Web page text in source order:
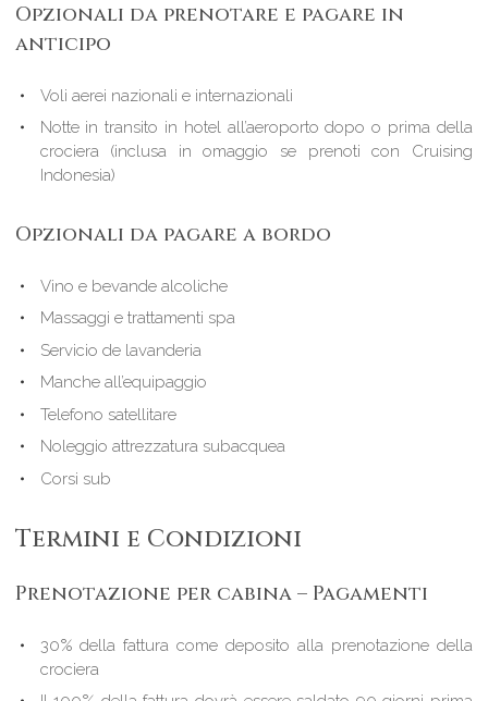
Opzionali da prenotare e pagare in
anticipo
Voli aerei nazionali e internazionali
Notte in transito in hotel all’aeroporto dopo o prima della
crociera (inclusa in omaggio se prenoti con Cruising
Indonesia)
Opzionali da pagare a bordo
Vino e bevande alcoliche
Massaggi e trattamenti spa
Servicio de lavanderia
Manche all’equipaggio
Telefono satellitare
Noleggio attrezzatura subacquea
Corsi sub
Termini e Condizioni
Prenotazione per cabina – Pagamenti
30% della fattura come deposito alla prenotazione della
crociera